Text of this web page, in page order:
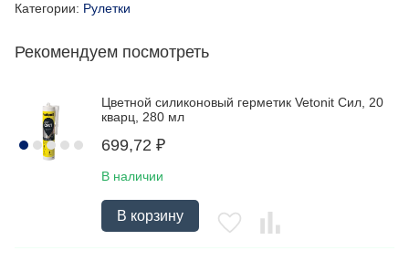
Категории: Рулетки
Рекомендуем посмотреть
Цветной силиконовый герметик Vetonit Сил, 20
кварц, 280 мл
699,72 ₽
В наличии
В корзину